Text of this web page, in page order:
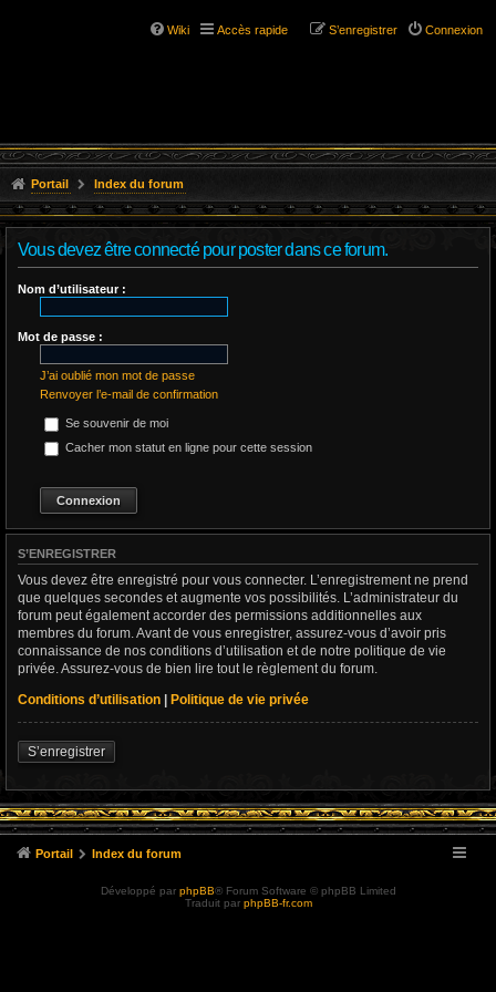
Wiki Accès rapide Connexion
S’enregistrer
Portail Index du forum
Vous devez être connecté pour poster dans ce forum.
Nom d’utilisateur :
Mot de passe :
J’ai oublié mon mot de passe
Renvoyer l’e-mail de confirmation
Se souvenir de moi
Cacher mon statut en ligne pour cette session
S’ENREGISTRER
Vous devez être enregistré pour vous connecter. L’enregistrement ne prend
que quelques secondes et augmente vos possibilités. L’administrateur du
forum peut également accorder des permissions additionnelles aux
membres du forum. Avant de vous enregistrer, assurez-vous d’avoir pris
connaissance de nos conditions d’utilisation et de notre politique de vie
privée. Assurez-vous de bien lire tout le règlement du forum.
Conditions d’utilisation | Politique de vie privée
S’enregistrer
Portail Index du forum
Développé par phpBB® Forum Software © phpBB Limited
Traduit par phpBB-fr.com